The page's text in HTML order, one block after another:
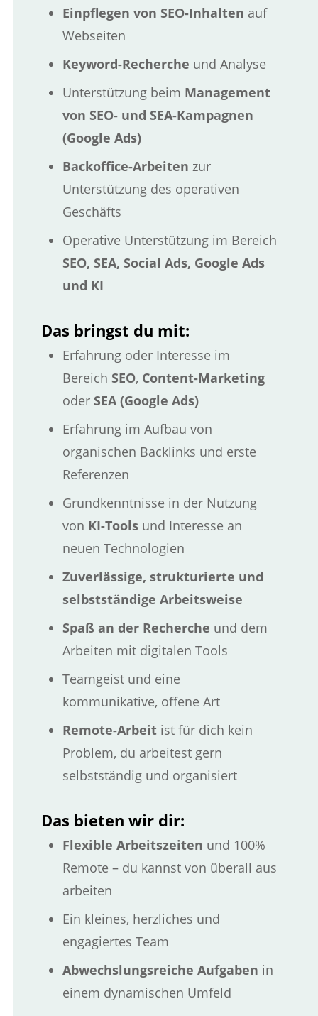
Einpflegen von SEO-Inhalten auf
Webseiten
Keyword-Recherche und Analyse
Unterstützung beim Management
von SEO- und SEA-Kampagnen
(Google Ads)
Backoffice-Arbeiten zur
Unterstützung des operativen
Geschäfts
Operative Unterstützung im Bereich
SEO, SEA, Social Ads, Google Ads
und KI
Das bringst du mit:
Erfahrung oder Interesse im
Bereich SEO, Content-Marketing
oder SEA (Google Ads)
Erfahrung im Aufbau von
organischen Backlinks und erste
Referenzen
Grundkenntnisse in der Nutzung
von KI-Toolsund Interesse an
neuen Technologien
Zuverlässige, strukturierte und
selbstständige Arbeitsweise
Spaß an der Recherche und dem
Arbeiten mit digitalen Tools
Teamgeist und eine
kommunikative, offene Art
Remote-Arbeitist für dich kein
Problem, du arbeitest gern
selbstständig und organisiert
Das bieten wir dir:
Flexible Arbeitszeiten und 100%
Remote – du kannst von überall aus
arbeiten
Ein kleines, herzliches und
engagiertes Team
Abwechslungsreiche Aufgaben in
einem dynamischen Umfeld